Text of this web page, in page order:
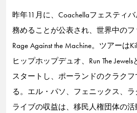
昨年11月に、Coachellaフェスティ
務めることが公表され、世界中の
Rage Against the Machine。ツアーは
ヒップホップデュオ、Run The
スタートし、ポーランドのクラク
る。エル・パソ、フェニックス、
ライブの収益は、移民人権団体の